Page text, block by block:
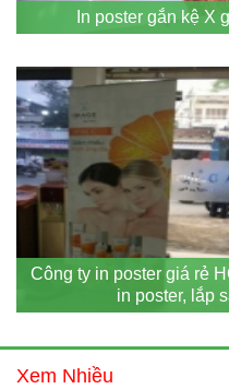
In poster gắn kệ X
Công ty in poster giá rẻ
in poster, lắp
Xem Nhiều